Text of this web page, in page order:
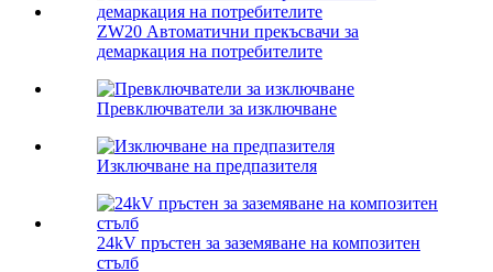
ZW20 Автоматични прекъсвачи за
демаркация на потребителите
Превключватели за изключване
Изключване на предпазителя
24kV пръстен за заземяване на композитен
стълб